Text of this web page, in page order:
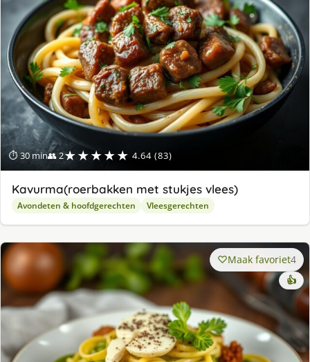
⏱ 30 min👥 2★★★★★ 4.64 (83)
Kavurma(roerbakken met stukjes vlees)
Avondeten & hoofdgerechten Vleesgerechten
Maak favoriet4
👍